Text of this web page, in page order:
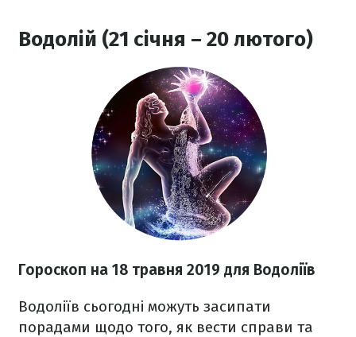
Водолій (21 січня – 20 лютого)
Гороскоп на 18 травня 2019 для Водоліїв
Водоліїв сьогодні можуть засипати
порадами щодо того, як вести справи та